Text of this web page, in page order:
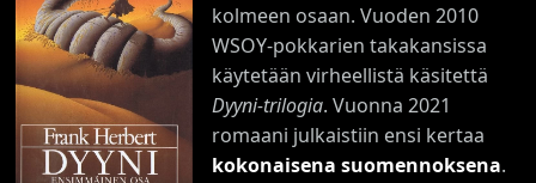
kolmeen osaan. Vuoden 2010
WSOY-pokkarien takakansissa
käytetään virheellistä käsitettä
Dyyni-trilogia. Vuonna 2021
romaani julkaistiin ensi kertaa
kokonaisena suomennoksena.